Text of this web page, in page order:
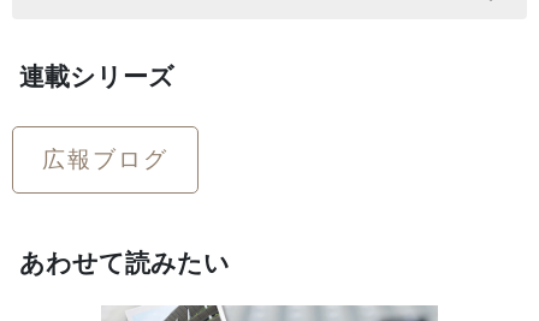
連載シリーズ
広報ブログ
あわせて読みたい